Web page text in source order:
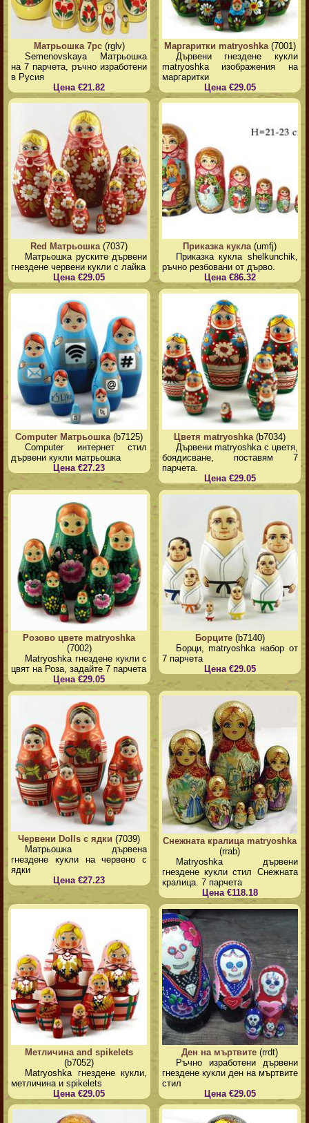
Матрьошка 7pc(rglv)
Semenovskaya Матрьошка
на 7 парчета, ръчно изработени
в Русия
Цена €21.82
Маргаритки matryoshka(7001)
Дървени гнездене кукли
matryoshka изображения на
маргаритки
Цена €29.05
Red Матрьошка(7037)
Матрьошка руските дървени
гнездене червени кукли с лайка
Цена €29.05
Приказка кукла(umfj)
Приказка кукла shelkunchik,
ръчно резбовани от дърво.
Цена €86.32
Computer Матрьошка(b7125)
Computer интернет стил
дървени кукли матрьошка
Цена €27.23
Цветя matryoshka(b7034)
Дървени matryoshka с цветя,
боядисване, поставям 7
парчета.
Цена €29.05
Розово цвете matryoshka
(7002)
Matryoshka гнездене кукли с
цвят на Роза, задайте 7 парчета
Цена €29.05
Борците(b7140)
Борци, matryoshka набор от
7 парчета
Цена €29.05
Червени Dolls с ядки (7039)
Матрьошка дървена
гнездене кукли на червено с
ядки
Цена €27.23
Снежната кралица matryoshka
(rrab)
Matryoshka дървени
гнездене кукли стил Снежната
кралица. 7 парчета
Цена €118.18
Метличина and spikelets
(b7052)
Matryoshka гнездене кукли,
метличина и spikelets
Цена €29.05
Ден на мъртвите (rrdt)
Ръчно изработени дървени
гнездене кукли ден на мъртвите
стил
Цена €29.05